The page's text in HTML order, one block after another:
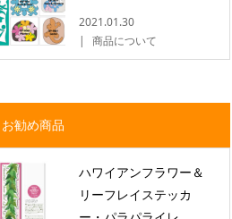
2021.01.30
商品について
お勧め商品
ハワイアンフラワー＆
リーフレイステッカ